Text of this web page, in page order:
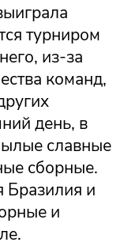
турниром
из-за
команд,
день, в
славные
сборные.
Бразилия и
и